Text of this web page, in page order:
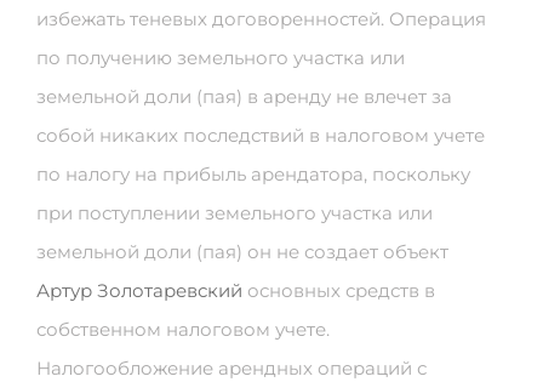
избежать теневых договоренностей. Операция
по получению земельного участка или
земельной доли (пая) в аренду не влечет за
собой никаких последствий в налоговом учете
по налогу на прибыль арендатора, поскольку
при поступлении земельного участка или
земельной доли (пая) он не создает объект
Артур Золотаревский основных средств в
собственном налоговом учете.
Налогообложение арендных операций с